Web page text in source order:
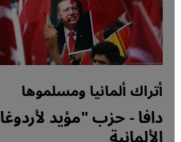
أتراك ألمانيا ومسلموها
دافا - حزب "مؤيد